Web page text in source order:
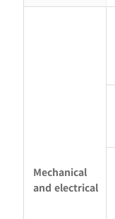
Mechanical
and electrical